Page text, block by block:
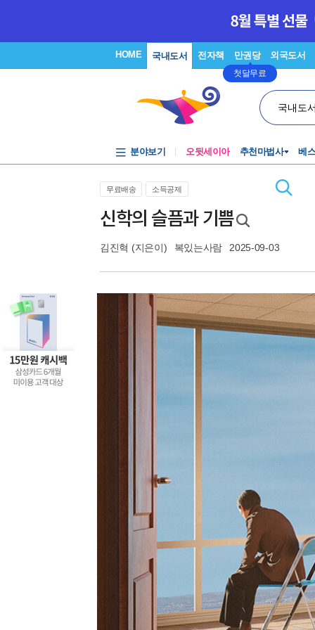
HOME 국내도서 전자책 만권당
첫달무료
외국도서
국내도
분야보기 오뒷세이아 추천마법사 베
무료배송 소득공제
신학의 슬픔과 기쁨
김진혁 (지은이) 복있는사람 2025-09-03